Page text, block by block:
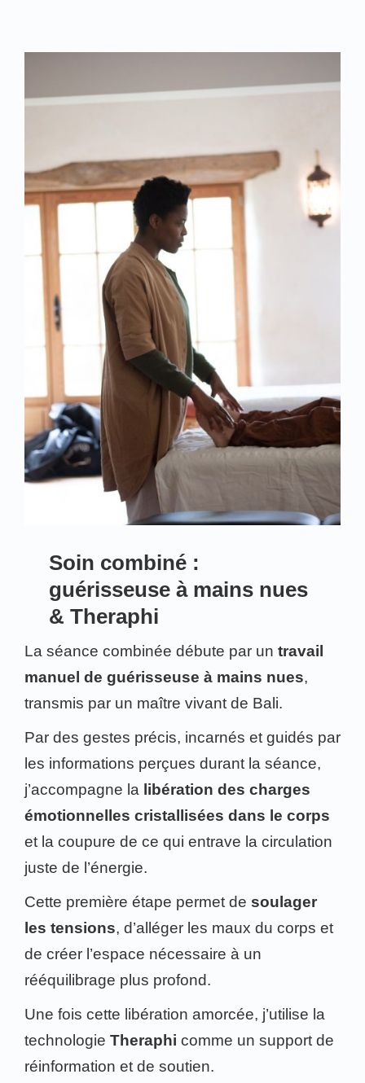
Soin combiné :
guérisseuse à mains nues
& Theraphi
La séance combinée débute par un travail
manuel de guérisseuse à mains nues,
transmis par un maître vivant de Bali.
Par des gestes précis, incarnés et guidés par
les informations perçues durant la séance,
j’accompagne la libération des charges
émotionnelles cristallisées dans le corps
et la coupure de ce qui entrave la circulation
juste de l’énergie.
Cette première étape permet de soulager
les tensions, d’alléger les maux du corps et
de créer l’espace nécessaire à un
rééquilibrage plus profond.
Une fois cette libération amorcée, j’utilise la
technologie Theraphi comme un support de
réinformation et de soutien.